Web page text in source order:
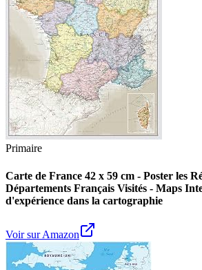
Primaire
Carte de France 42 x 59 cm - Poster les
Départements Français Visités - Maps
d'expérience dans la cartographie
Voir sur Amazon